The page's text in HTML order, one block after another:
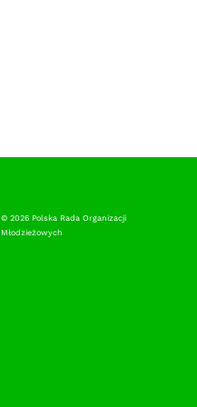
© 2026 Polska Rada Organizacji
Młodzieżowych